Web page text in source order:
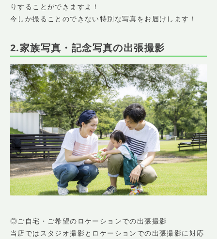
りすることができますよ！
今しか撮ることのできない特別な写真をお届けします！
2.家族写真・記念写真の出張撮影
◎ご自宅・ご希望のロケーションでの出張撮影
当店ではスタジオ撮影とロケーションでの出張撮影に対応